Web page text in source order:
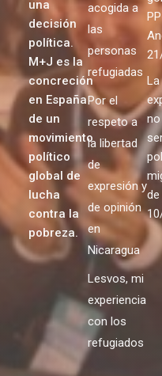
una
decisión
política.
M+J es la
concreción
en España
de un
movimiento
político
global de
lucha
contra la
pobreza.
acogida a
las
personas
refugiadas
Por el
respeto a
la libertad
de
expresión y
de opinión
en
Nicaragua
Lesvos, mi
experiencia
con los
refugiados
La
de